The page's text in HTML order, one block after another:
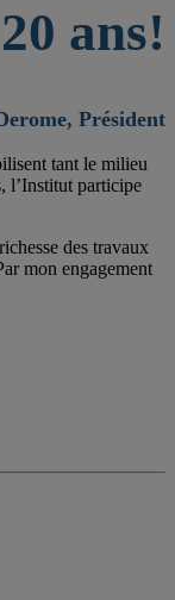
ans!
Président
tant le milieu
l’Institut participe
des travaux
mon engagement